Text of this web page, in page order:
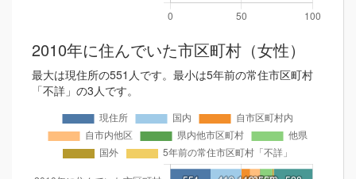
2010年に住んでいた市区町村（女性）
最大は現住所の551人です。最小は5年前の常住市区町村
「不詳」の3人です。